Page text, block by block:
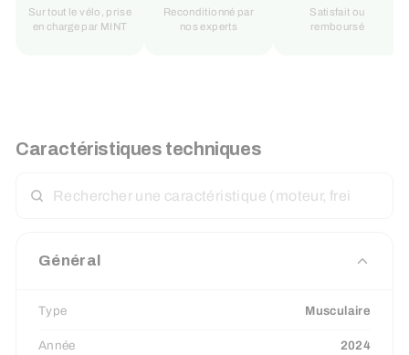
Sur tout le vélo, prise
en charge par MINT
Reconditionné par
nos experts
Satisfait ou
remboursé
Caractéristiques techniques
UNE
Général
Type Musculaire
Année 2024